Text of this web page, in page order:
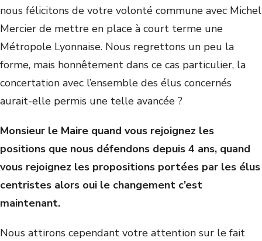
nous félicitons de votre volonté commune avec Michel
Mercier de mettre en place à court terme une
Métropole Lyonnaise. Nous regrettons un peu la
forme, mais honnêtement dans ce cas particulier, la
concertation avec l’ensemble des élus concernés
aurait-elle permis une telle avancée ?
Monsieur le Maire quand vous rejoignez les
positions que nous défendons depuis 4 ans, quand
vous rejoignez les propositions portées par les élus
centristes alors oui le changement c’est
maintenant.
Nous attirons cependant votre attention sur le fait